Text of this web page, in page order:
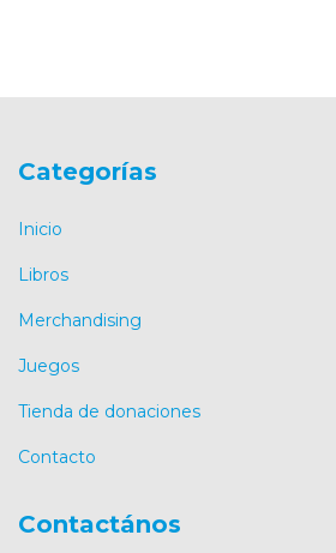
Categorías
Inicio
Libros
Merchandising
Juegos
Tienda de donaciones
Contacto
Contactános